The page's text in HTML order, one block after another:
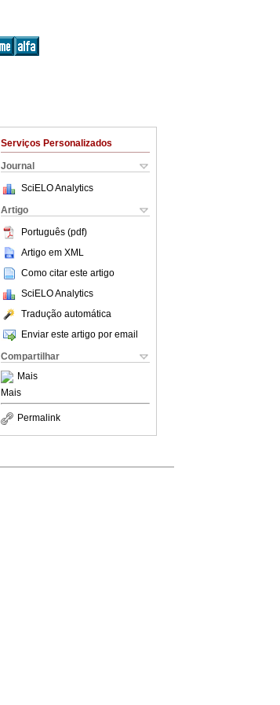
Serviços Personalizados
Journal
SciELO Analytics
Artigo
Português (pdf)
Artigo em XML
Como citar este artigo
SciELO Analytics
Tradução automática
Enviar este artigo por email
Compartilhar
Mais
Mais
Permalink